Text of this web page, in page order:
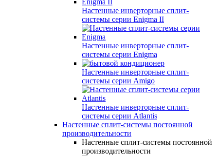
Настенные инверторные сплит-
системы серии Enigma II
Настенные инверторные сплит-
системы серии Enigma
Настенные инверторные сплит-
системы серии Amigo
Настенные инверторные сплит-
системы серии Atlantis
Настенные сплит-системы постоянной
производительности
Настенные сплит-системы постоянной
производительности